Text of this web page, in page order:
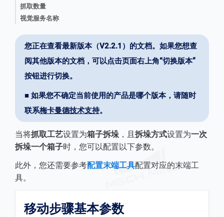
抓取数量
视觉服务名称
您正在查看最新版本（V2.2.1）的文档。如果您想查
阅其他版本的文档，可以点击页面右上角“切换版本”
按钮进行切换。
■ 如果您不确定当前使用的产品是哪个版本，请随时
联系梅卡曼德技术支持。
当将抓取工艺设置为箱子拆垛 ，且 拆垛方式设置为一次
拆垛一个箱子时，您可以配置以下参数。
此外，您还需要参考配置末端工具配置对应的末端工
具。
移动步骤基本参数